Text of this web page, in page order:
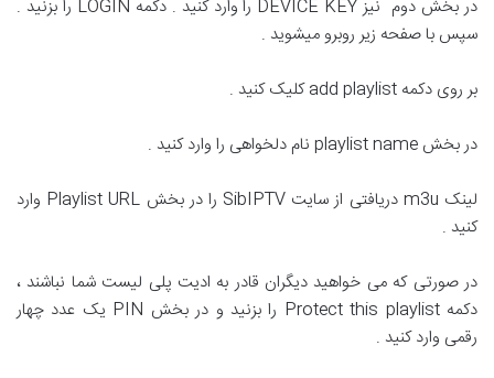
در بخش دوم نیز DEVICE KEY را وارد کنید . دکمه LOGIN را بزنید .
سپس با صفحه زیر روبرو میشوید .
بر روی دکمه add playlist کلیک کنید .
در بخش playlist name نام دلخواهی را وارد کنید .
لینک m3u دریافتی از سایت SibIPTV را در بخش Playlist URL وارد
کنید .
در صورتی که می خواهید دیگران قادر به ادیت پلی لیست شما نباشند ،
دکمه Protect this playlist را بزنید و در بخش PIN یک عدد چهار
رقمی وارد کنید .